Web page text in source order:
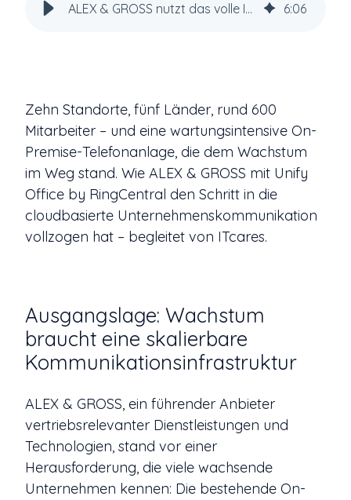
ALEX & GROSS nutzt das volle Integrationspotenzial von Unify Office 6:06
Zehn Standorte, fünf Länder, rund 600
Mitarbeiter – und eine wartungsintensive On-
Premise-Telefonanlage, die dem Wachstum
im Weg stand. Wie ALEX & GROSS mit Unify
Office by RingCentral den Schritt in die
cloudbasierte Unternehmenskommunikation
vollzogen hat – begleitet von ITcares.
Ausgangslage: Wachstum
braucht eine skalierbare
Kommunikationsinfrastruktur
ALEX & GROSS, ein führender Anbieter
vertriebsrelevanter Dienstleistungen und
Technologien, stand vor einer
Herausforderung, die viele wachsende
Unternehmen kennen: Die bestehende On-